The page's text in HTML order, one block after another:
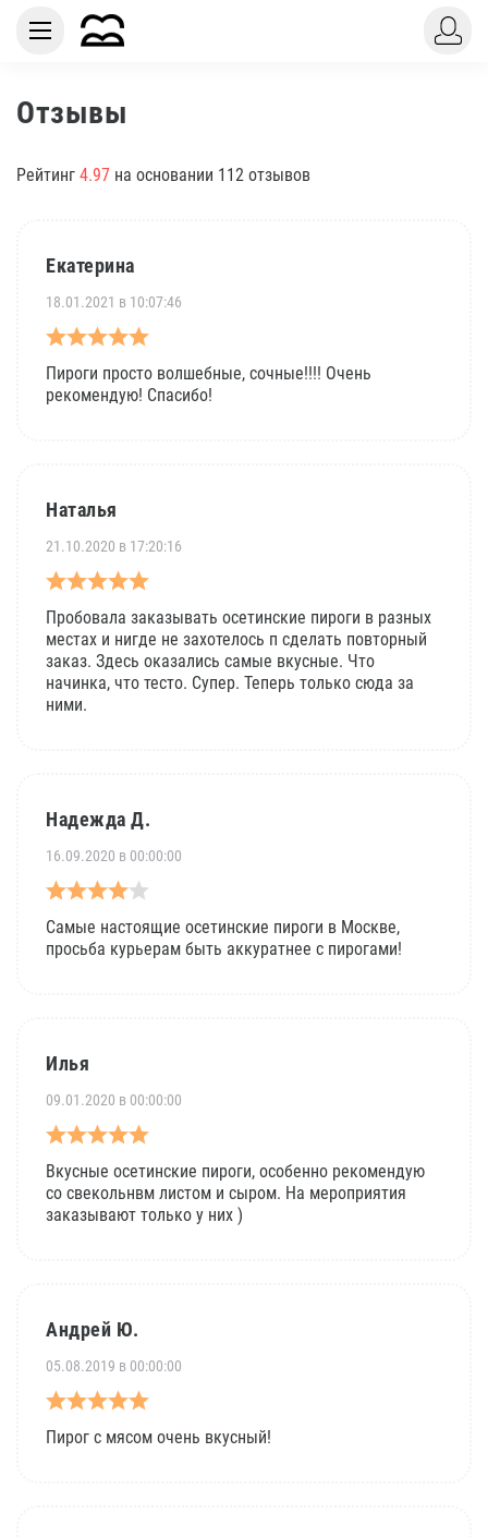
Отзывы
Рейтинг 4.97 на основании 112 отзывов
Екатерина
18.01.2021 в 10:07:46
Пироги просто волшебные, сочные!!!! Очень
рекомендую! Спасибо!
Наталья
21.10.2020 в 17:20:16
Пробовала заказывать осетинские пироги в разных
местах и нигде не захотелось п сделать повторный
заказ. Здесь оказались самые вкусные. Что
начинка, что тесто. Супер. Теперь только сюда за
ними.
Надежда Д.
16.09.2020 в 00:00:00
Самые настоящие осетинские пироги в Москве,
просьба курьерам быть аккуратнее с пирогами!
Илья
09.01.2020 в 00:00:00
Вкусные осетинские пироги, особенно рекомендую
со свекольнвм листом и сыром. На мероприятия
заказывают только у них )
Андрей Ю.
05.08.2019 в 00:00:00
Пирог с мясом очень вкусный!